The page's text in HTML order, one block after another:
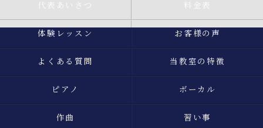
代表あいさつ 料金表
体験レッスン お客様の声
よくある質問 当教室の特徴
ピアノ ボーカル
作曲 習い事